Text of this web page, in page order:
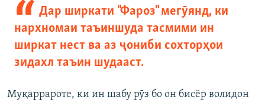
Дар ширкати "Фароз" мегӯянд, ки
нархномаи таъиншуда тасмими ин
ширкат нест ва аз ҷониби сохторҳои
зидахл таъин шудааст.
Муқаррароте, ки ин шабу рӯз бо он бисёр волидон